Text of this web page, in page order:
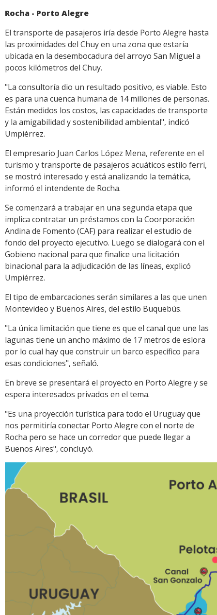
Rocha - Porto Alegre
El transporte de pasajeros iría desde Porto Alegre hasta
las proximidades del Chuy en una zona que estaría
ubicada en la desembocadura del arroyo San Miguel a
pocos kilómetros del Chuy.
"La consultoría dio un resultado positivo, es viable. Esto
es para una cuenca humana de 14 millones de personas.
Están medidos los costos, las capacidades de transporte
y la amigabilidad y sostenibilidad ambiental", indicó
Umpiérrez.
El empresario Juan Carlos López Mena, referente en el
turismo y transporte de pasajeros acuáticos estilo ferri,
se mostró interesado y está analizando la temática,
informó el intendente de Rocha.
Se comenzará a trabajar en una segunda etapa que
implica contratar un préstamos con la Coorporación
Andina de Fomento (CAF) para realizar el estudio de
fondo del proyecto ejecutivo. Luego se dialogará con el
Gobieno nacional para que finalice una licitación
binacional para la adjudicación de las líneas, explicó
Umpiérrez.
El tipo de embarcaciones serán similares a las que unen
Montevideo y Buenos Aires, del estilo Buquebús.
"La única limitación que tiene es que el canal que une las
lagunas tiene un ancho máximo de 17 metros de eslora
por lo cual hay que construir un barco específico para
esas condiciones", señaló.
En breve se presentará el proyecto en Porto Alegre y se
espera interesados privados en el tema.
"Es una proyección turística para todo el Uruguay que
nos permitiría conectar Porto Alegre con el norte de
Rocha pero se hace un corredor que puede llegar a
Buenos Aires", concluyó.